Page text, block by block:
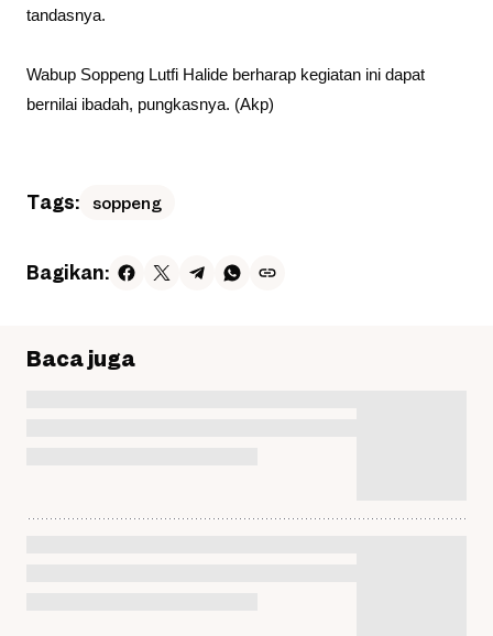
tandasnya.
Wabup Soppeng Lutfi Halide berharap kegiatan ini dapat
bernilai ibadah, pungkasnya. (Akp)
Tags: soppeng
Bagikan:
Baca juga